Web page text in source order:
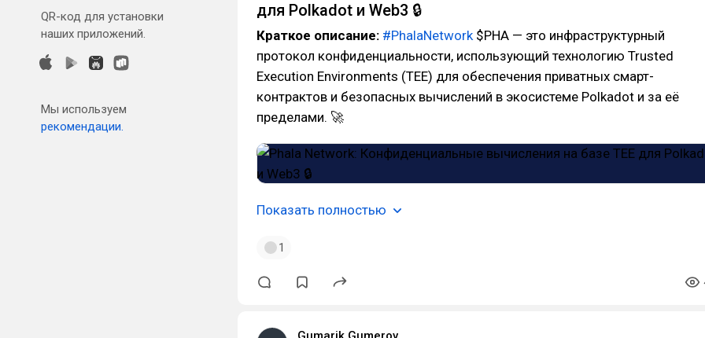
QR-код для установки
наших приложений.
Мы используем
рекомендации.
для Polkadot и Web3 🔒
Краткое описание: #PhalaNetwork$PHA — это инфраструктурный
протокол конфиденциальности, использующий технологию Trusted
Execution Environments (TEE) для обеспечения приватных смарт-
контрактов и безопасных вычислений в экосистеме Polkadot и за её
пределами. 🚀
Показать полностью
1